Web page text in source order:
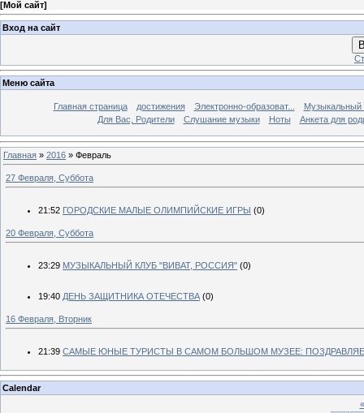
[Мой сайт]
Вход на сайт
Меню сайта
Главная страница достижения Электронно-образоват...
Музыкальный
Для Вас, Родители
Слушание музыки Ноты Анкета для
Главная » 2016 » Февраль
27 Февраля, Суббота
21:52 ГОРОДСКИЕ МАЛЫЕ ОЛИМПИЙСКИЕ ИГРЫ (0)
20 Февраля, Суббота
23:29 МУЗЫКАЛЬНЫЙ КЛУБ "ВИВАТ, РОССИЯ" (0)
19:40 ДЕНЬ ЗАЩИТНИКА ОТЕЧЕСТВА (0)
16 Февраля, Вторник
21:39 САМЫЕ ЮНЫЕ ТУРИСТЫ В САМОМ БОЛЬШОМ МУЗЕЕ:
Calendar
«